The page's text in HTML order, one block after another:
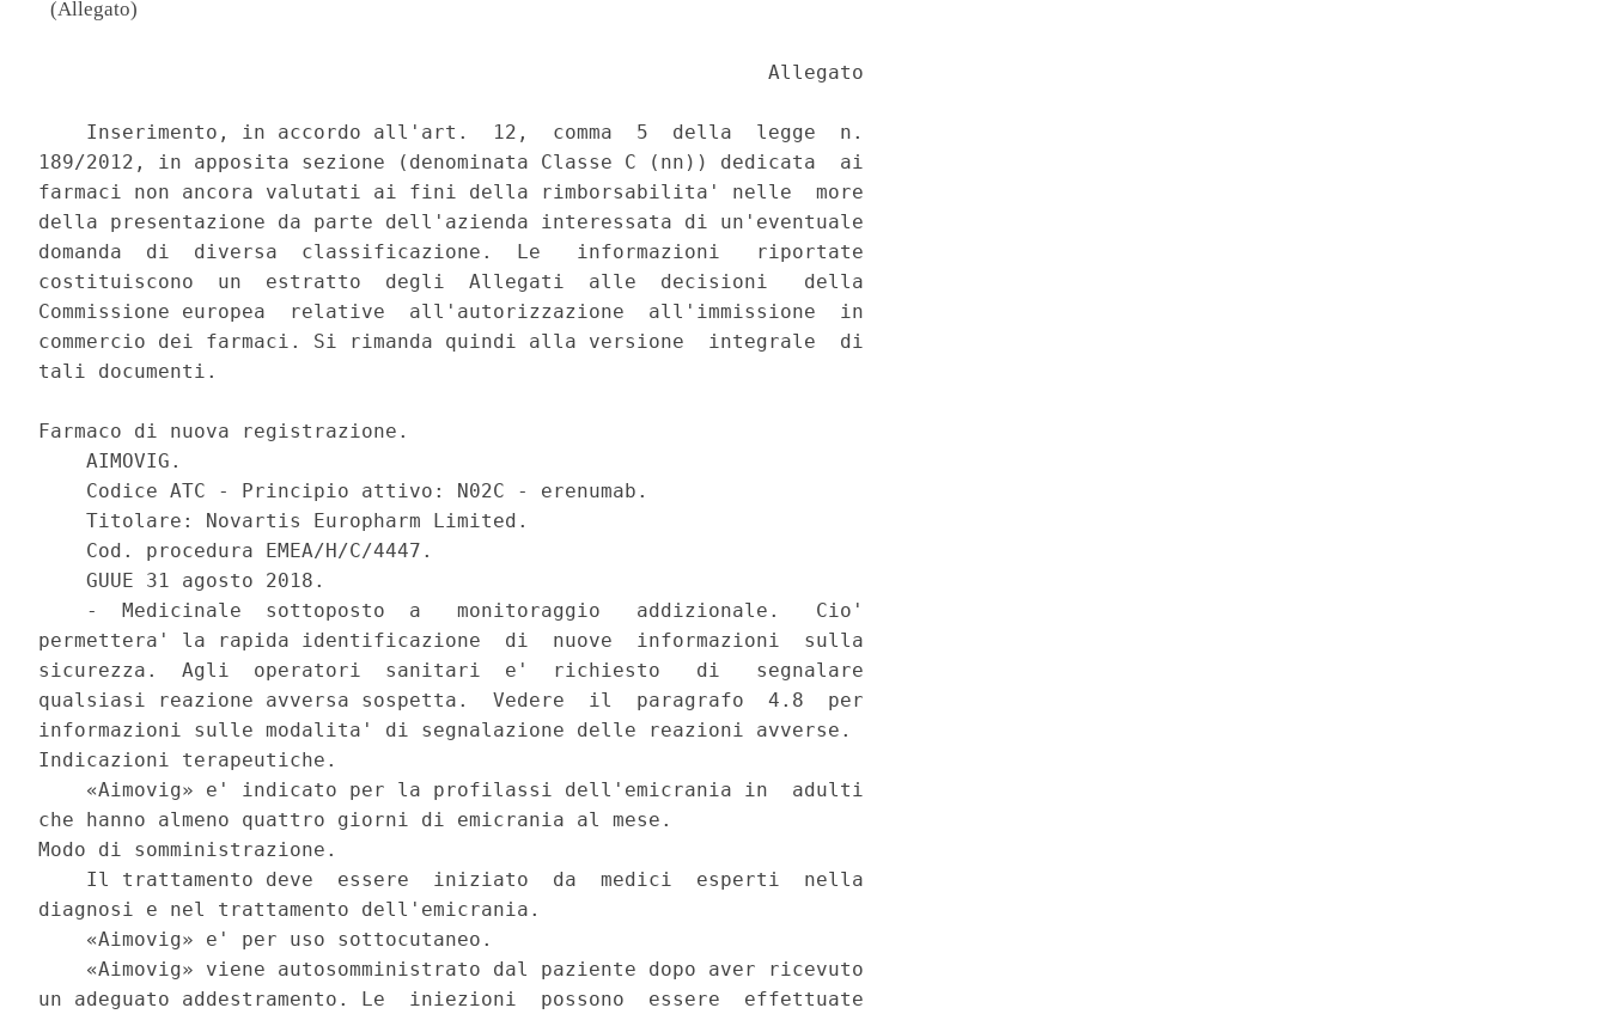
(Allegato)
                                                             Allegato
    Inserimento, in accordo all'art.  12,  comma  5  della  legge  n.
189/2012, in apposita sezione (denominata Classe C (nn)) dedicata  ai
farmaci non ancora valutati ai fini della rimborsabilita' nelle  more
della presentazione da parte dell'azienda interessata di un'eventuale
domanda  di  diversa  classificazione.  Le   informazioni   riportate
costituiscono  un  estratto  degli  Allegati  alle  decisioni   della
Commissione europea  relative  all'autorizzazione  all'immissione  in
commercio dei farmaci. Si rimanda quindi alla versione  integrale  di
tali documenti.
Farmaco di nuova registrazione.
    AIMOVIG.
    Codice ATC - Principio attivo: N02C - erenumab.
    Titolare: Novartis Europharm Limited.
    Cod. procedura EMEA/H/C/4447.
    GUUE 31 agosto 2018.
    -  Medicinale  sottoposto  a   monitoraggio   addizionale.   Cio'
permettera' la rapida identificazione  di  nuove  informazioni  sulla
sicurezza.  Agli  operatori  sanitari  e'  richiesto   di   segnalare
qualsiasi reazione avversa sospetta.  Vedere  il  paragrafo  4.8  per
informazioni sulle modalita' di segnalazione delle reazioni avverse.
Indicazioni terapeutiche.
    «Aimovig» e' indicato per la profilassi dell'emicrania in  adulti
che hanno almeno quattro giorni di emicrania al mese.
Modo di somministrazione.
    Il trattamento deve  essere  iniziato  da  medici  esperti  nella
diagnosi e nel trattamento dell'emicrania.
    «Aimovig» e' per uso sottocutaneo.
    «Aimovig» viene autosomministrato dal paziente dopo aver ricevuto
un adeguato addestramento. Le  iniezioni  possono  essere  effettuate